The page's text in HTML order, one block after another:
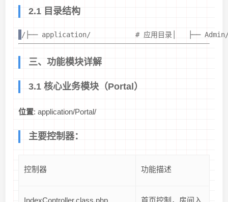
2.1 目录结构
/├── application/           # 应用目录│   ├──
三、功能模块详解
3.1 核心业务模块（Portal）
位置: application/Portal/
主要控制器：
控制器 功能描述
IndexController.class.php
首页控制，房间入